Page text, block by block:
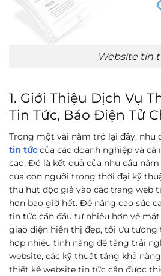
Website tin
1. Giới Thiệu Dịch Vụ
Tin Tức, Báo Điện Tử
Trong một vài năm trở lại đây, nhu
tin tức của các doanh nghiệp và
cao. Đó là kết quả của nhu cầu
của con người trong thời đại kỹ
thu hút độc giả vào các trang web
hơn bao giờ hết. Để nâng cao sức
tin tức cần đầu tư nhiều hơn về
giao diện hiển thị đẹp, tối ưu
hợp nhiều tính năng để tăng trải
website, các kỹ thuật tăng khả
thiết kế website tin tức cần được